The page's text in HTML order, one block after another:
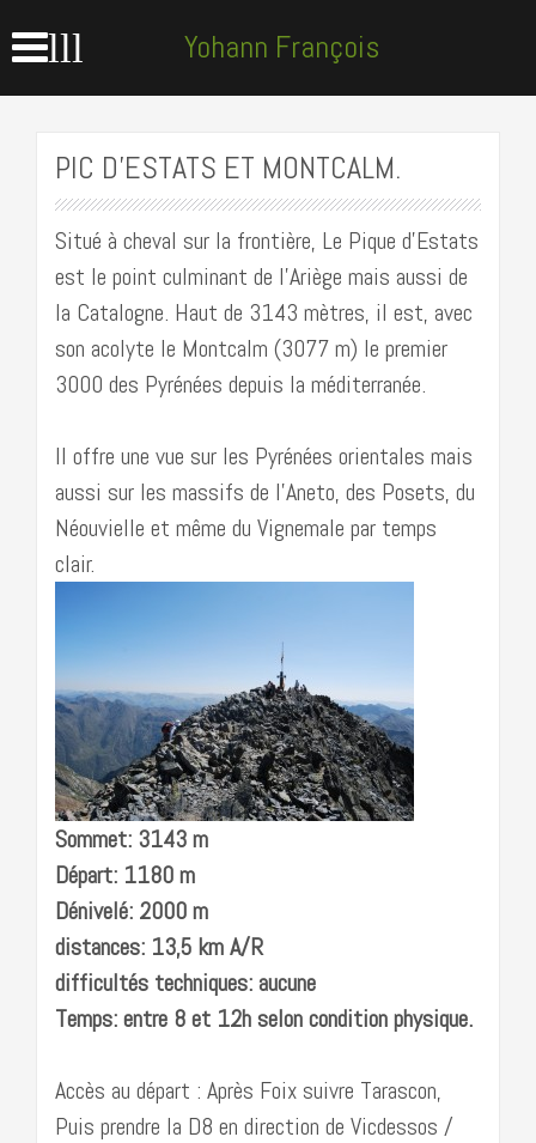
lll Yohann François
montagne
PIC D’ESTATS ET MONTCALM.
Situé à cheval sur la frontière, Le Pique d’Estats
est le point culminant de l’Ariège mais aussi de
la Catalogne. Haut de 3143 mètres, il est, avec
son acolyte le Montcalm (3077 m) le premier
3000 des Pyrénées depuis la méditerranée.
Il offre une vue sur les Pyrénées orientales mais
aussi sur les massifs de l’Aneto, des Posets, du
Néouvielle et même du Vignemale par temps
clair.
Sommet: 3143 m
Départ: 1180 m
Dénivelé: 2000 m
distances: 13,5 km A/R
difficultés techniques: aucune
Temps: entre 8 et 12h selon condition physique.
Accès au départ : Après Foix suivre Tarascon,
Puis prendre la D8 en direction de Vicdessos /